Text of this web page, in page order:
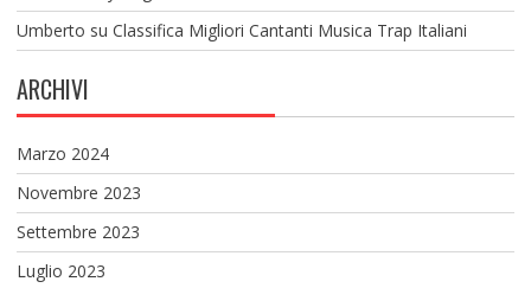
Umberto su Classifica Migliori Cantanti Musica Trap Italiani
ARCHIVI
Marzo 2024
Novembre 2023
Settembre 2023
Luglio 2023